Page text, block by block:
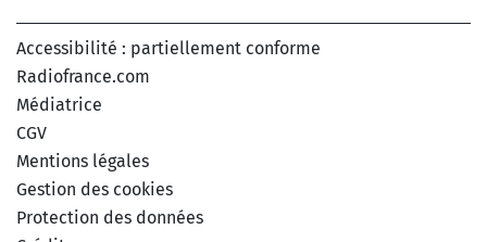
Accessibilité : partiellement conforme
Radiofrance.com
Médiatrice
CGV
Mentions légales
Gestion des cookies
Protection des données